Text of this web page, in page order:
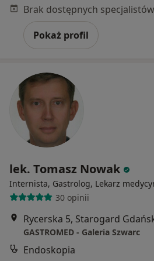
Pokaż profil
lek. Tomasz Nowak
Internista, Gastrolog, Lekarz
30 opinii
Rycerska 5, Starogard
GASTROMED - Galeria Szwarc
Endoskopia